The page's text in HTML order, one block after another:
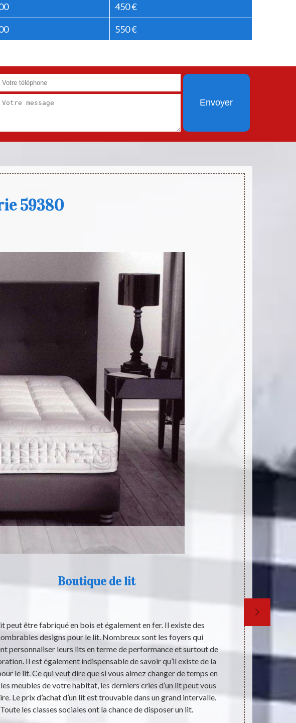
450 €
550 €
59380
Boutique de lit
peut être fabriqué en bois et également en fer. Il existe des
designs pour le lit. Nombreux sont les foyers qui
personnaliser leurs lits en terme de performance et surtout de
Il est également indispensable de savoir qu’il existe de la
le lit. Ce qui veut dire que si vous aimez changer de temps en
meubles de votre habitat, les derniers cries d’un lit peut vous
Le prix d’achat d’un lit est trouvable dans un grand intervalle.
Toute les classes sociales ont la chance de disposer un lit.
Les
Pour les
vous